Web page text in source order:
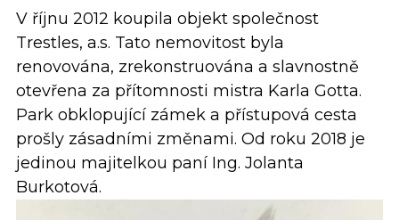
V říjnu 2012 koupila objekt společnost
Trestles, a.s. Tato nemovitost byla
renovována, zrekonstruována a slavnostně
otevřena za přítomnosti mistra Karla Gotta.
Park obklopující zámek a přístupová cesta
prošly zásadními změnami. Od roku 2018 je
jedinou majitelkou paní Ing. Jolanta
Burkotová.